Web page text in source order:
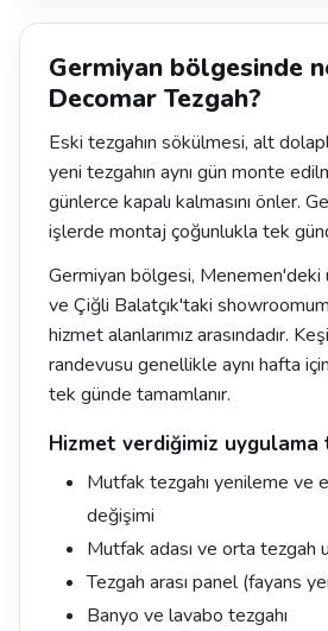
Germiyan bölgesinde
Decomar Tezgah?
Eski tezgahın sökülmesi, alt
yeni tezgahın aynı gün monte
günlerce kapalı kalmasını önler.
işlerde montaj çoğunlukla tek
Germiyan bölgesi,
ve Çiğli Balatçık'taki
hizmet alanlarımız arasındadır.
randevusu genellikle aynı hafta
tek günde tamamlanır.
Hizmet verdiğimiz
Mutfak tezgahı yenileme ve
değişimi
Mutfak adası ve orta tezgah
Tezgah arası panel (fayans
Banyo ve lavabo tezgahı